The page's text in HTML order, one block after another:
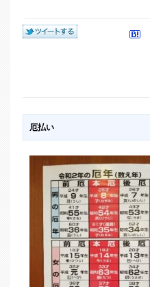
厄払い